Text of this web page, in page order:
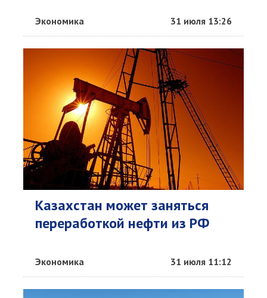
Экономика 31 июля 13:26
Казахстан может заняться
переработкой нефти из РФ
Экономика 31 июля 11:12